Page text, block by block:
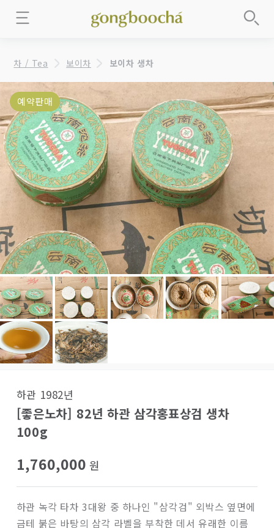
차 / Tea 보이차 보이차 생차
예약판매
하관 1982년
[좋은노차] 82년 하관 삼각홍표상검 생차
100g
1,760,000 원
하관 녹각 타차 3대왕 중 하나인 "삼각검" 외박스 옆면에
금테 붉은 바탕의 삼각 라벨을 부착한 데서 유래한 이름